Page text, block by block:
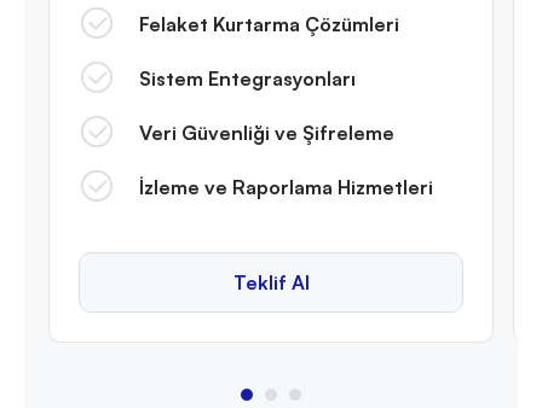
Felaket Kurtarma Çözümleri
Sistem Entegrasyonları
Veri Güvenliği ve Şifreleme
İzleme ve Raporlama Hizmetleri
Teklif Al